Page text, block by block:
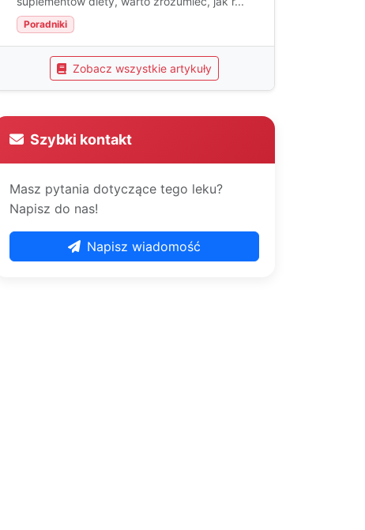
Poradniki
Zobacz wszystkie artykuły
Szybki kontakt
Masz pytania dotyczące tego leku?
Napisz do nas!
Napisz wiadomość